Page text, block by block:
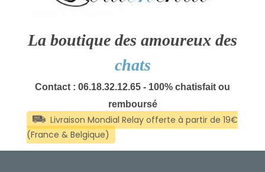
La boutique des amoureux des
chats
Contact : 06.18.32.12.65 - 100% chatisfait ou
remboursé